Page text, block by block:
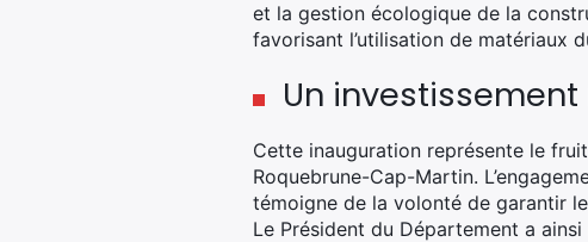
et la gestion écologique de la
favorisant l’utilisation de matériaux
Un
Cette inauguration représente le fruit
Roquebrune-Cap-Martin.
témoigne de la volonté de garantir
Le Président du Département a